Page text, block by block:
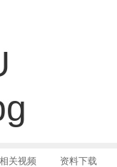
相关视频 资料下载